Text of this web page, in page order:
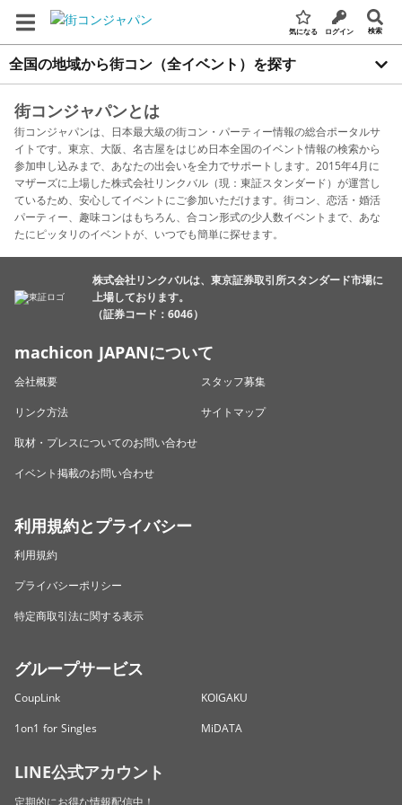
気になる ログイン 検索
全国の地域から街コン（全イベント）を探す
街コンジャパンとは
街コンジャパンは、日本最大級の街コン・パーティー情報の総合ポータルサ
イトです。東京、大阪、名古屋をはじめ日本全国のイベント情報の検索から
参加申し込みまで、あなたの出会いを全力でサポートします。2015年4月に
マザーズに上場した株式会社リンクバル（現：東証スタンダード）が運営し
ているため、安心してイベントにご参加いただけます。街コン、恋活・婚活
パーティー、趣味コンはもちろん、合コン形式の少人数イベントまで、あな
たにピッタリのイベントが、いつでも簡単に探せます。
株式会社リンクバルは、東京証券取引所スタンダード市場に
上場しております。
（証券コード：6046）
machicon JAPANについて
会社概要
スタッフ募集
リンク方法
サイトマップ
取材・プレスについてのお問い合わせ
イベント掲載のお問い合わせ
利用規約とプライバシー
利用規約
プライバシーポリシー
特定商取引法に関する表示
グループサービス
CoupLink
KOIGAKU
1on1 for Singles
MiDATA
LINE公式アカウント
定期的にお得な情報配信中！